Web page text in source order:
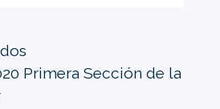
Primera Sección de la